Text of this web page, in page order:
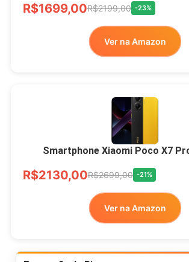
R$1699,00R$2199,00 -23%
Ver na Amazon
Smartphone Xiaomi Poco X7
R$2130,00R$2699,00 -21%
Ver na Amazon